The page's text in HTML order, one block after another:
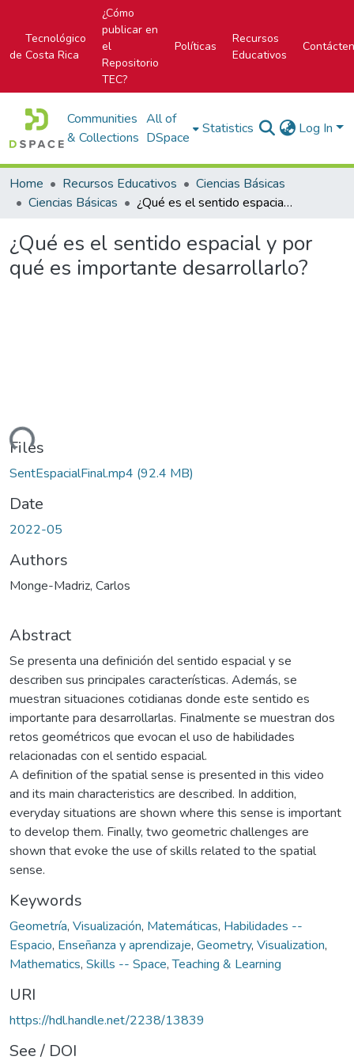
Tecnológico
de Costa Rica
¿Cómo
publicar en
el
Repositorio
TEC?
Políticas
Recursos
Educativos
Communities
& Collections
All of
DSpace
Statistics Log In
Home Recursos Educativos
Ciencias Básicas
Ciencias Básicas
¿Qué es el sentido espacial y por qué es importante desarrollarlo?
¿Qué es el sentido espacial y por
qué es importante desarrollarlo?
Files
SentEspacialFinal.mp4 (92.4 MB)
Date
2022-05
Authors
Monge-Madriz, Carlos
Abstract
Se presenta una definición del sentido espacial y se
describen sus principales características. Además, se
muestran situaciones cotidianas donde este sentido es
importante para desarrollarlas. Finalmente se muestran dos
retos geométricos que evocan el uso de habilidades
relacionadas con el sentido espacial.
A definition of the spatial sense is presented in this video
and its main characteristics are described. In addition,
everyday situations are shown where this sense is important
to develop them. Finally, two geometric challenges are
shown that evoke the use of skills related to the spatial
sense.
Keywords
Geometría, Visualización, Matemáticas, Habilidades --
Espacio, Enseñanza y aprendizaje, Geometry, Visualization,
Mathematics, Skills -- Space,Teaching & Learning
URI
https://hdl.handle.net/2238/13839
See / DOI